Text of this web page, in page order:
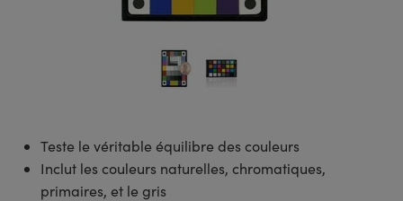
de Faisceaux Laser
: Optomécanique
de Microscopie
Microscope
Cinématographique et
pour Objectifs d’Imagerie
®
: Test et Détection
: Laboratoire et
: Laboratoire et
de Série: Test et Détection
de Série: Laboratoire ou
Test et Détection
Teste le véritable équilibre des couleurs
Inclut les couleurs naturelles, chromatiques,
primaires, et le gris